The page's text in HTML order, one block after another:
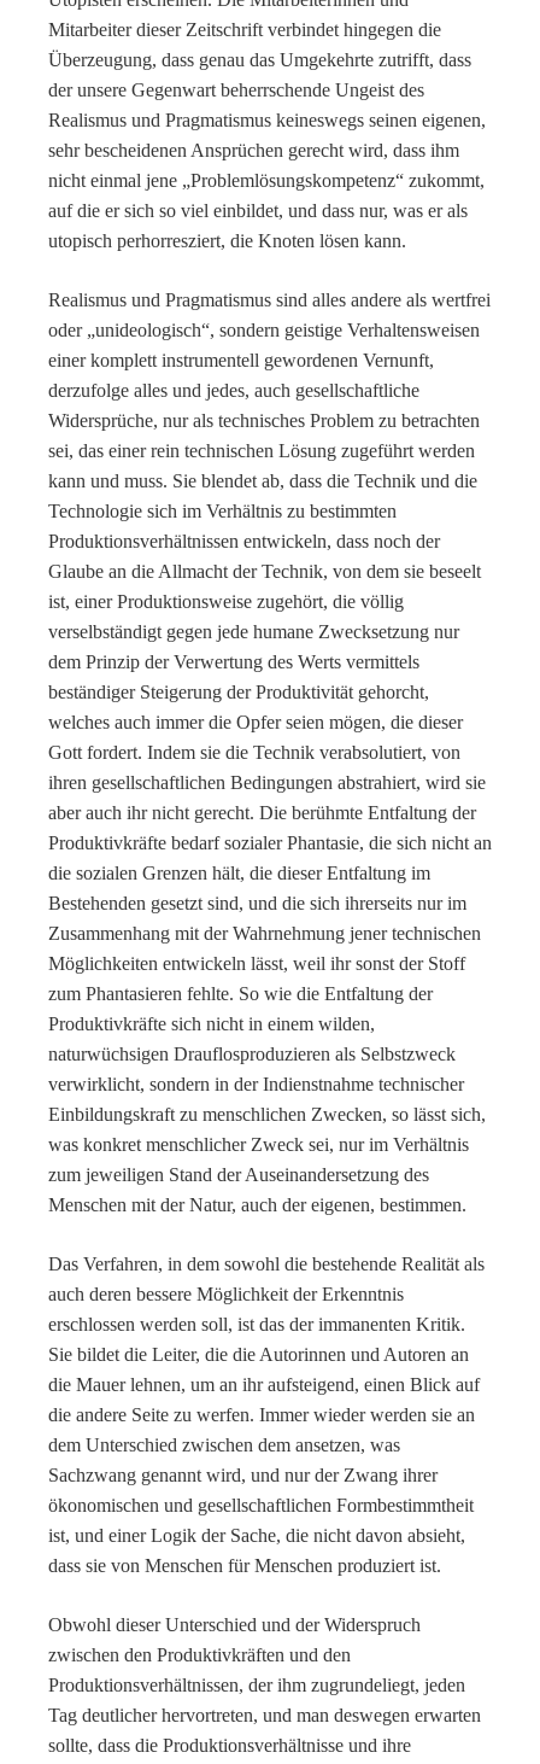
Mitarbeiter dieser Zeitschrift verbindet hingegen die
Überzeugung, dass genau das Umgekehrte zutrifft, dass
der unsere Gegenwart beherrschende Ungeist des
Realismus und Pragmatismus keineswegs seinen eigenen,
sehr bescheidenen Ansprüchen gerecht wird, dass ihm
nicht einmal jene „Problemlösungskompetenz“ zukommt,
auf die er sich so viel einbildet, und dass nur, was er als
utopisch perhorresziert, die Knoten lösen kann.
Realismus und Pragmatismus sind alles andere als wertfrei
oder „unideologisch“, sondern geistige Verhaltensweisen
einer komplett instrumentell gewordenen Vernunft,
derzufolge alles und jedes, auch gesellschaftliche
Widersprüche, nur als technisches Problem zu betrachten
sei, das einer rein technischen Lösung zugeführt werden
kann und muss. Sie blendet ab, dass die Technik und die
Technologie sich im Verhältnis zu bestimmten
Produktionsverhältnissen entwickeln, dass noch der
Glaube an die Allmacht der Technik, von dem sie beseelt
ist, einer Produktionsweise zugehört, die völlig
verselbständigt gegen jede humane Zwecksetzung nur
dem Prinzip der Verwertung des Werts vermittels
beständiger Steigerung der Produktivität gehorcht,
welches auch immer die Opfer seien mögen, die dieser
Gott fordert. Indem sie die Technik verabsolutiert, von
ihren gesellschaftlichen Bedingungen abstrahiert, wird sie
aber auch ihr nicht gerecht. Die berühmte Entfaltung der
Produktivkräfte bedarf sozialer Phantasie, die sich nicht an
die sozialen Grenzen hält, die dieser Entfaltung im
Bestehenden gesetzt sind, und die sich ihrerseits nur im
Zusammenhang mit der Wahrnehmung jener technischen
Möglichkeiten entwickeln lässt, weil ihr sonst der Stoff
zum Phantasieren fehlte. So wie die Entfaltung der
Produktivkräfte sich nicht in einem wilden,
naturwüchsigen Drauflosproduzieren als Selbstzweck
verwirklicht, sondern in der Indienstnahme technischer
Einbildungskraft zu menschlichen Zwecken, so lässt sich,
was konkret menschlicher Zweck sei, nur im Verhältnis
zum jeweiligen Stand der Auseinandersetzung des
Menschen mit der Natur, auch der eigenen, bestimmen.
Das Verfahren, in dem sowohl die bestehende Realität als
auch deren bessere Möglichkeit der Erkenntnis
erschlossen werden soll, ist das der immanenten Kritik.
Sie bildet die Leiter, die die Autorinnen und Autoren an
die Mauer lehnen, um an ihr aufsteigend, einen Blick auf
die andere Seite zu werfen. Immer wieder werden sie an
dem Unterschied zwischen dem ansetzen, was
Sachzwang genannt wird, und nur der Zwang ihrer
ökonomischen und gesellschaftlichen Formbestimmtheit
ist, und einer Logik der Sache, die nicht davon absieht,
dass sie von Menschen für Menschen produziert ist.
Obwohl dieser Unterschied und der Widerspruch
zwischen den Produktivkräften und den
Produktionsverhältnissen, der ihm zugrundeliegt, jeden
Tag deutlicher hervortreten, und man deswegen erwarten
sollte, dass die Produktionsverhältnisse und ihre